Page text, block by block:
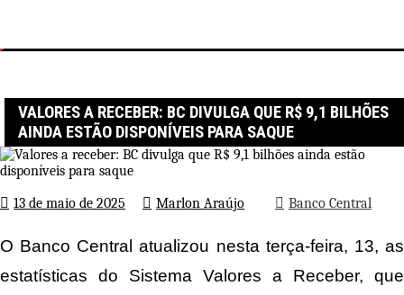
VALORES A RECEBER: BC DIVULGA QUE R$ 9,1 BILHÕES
AINDA ESTÃO DISPONÍVEIS PARA SAQUE
13 de maio de 2025 Marlon Araújo Banco Central
O Banco Central atualizou nesta terça-feira, 13, as
estatísticas do Sistema Valores a Receber, que